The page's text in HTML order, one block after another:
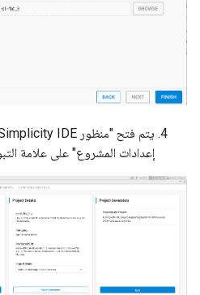
إعدادات المشروع" على علامة